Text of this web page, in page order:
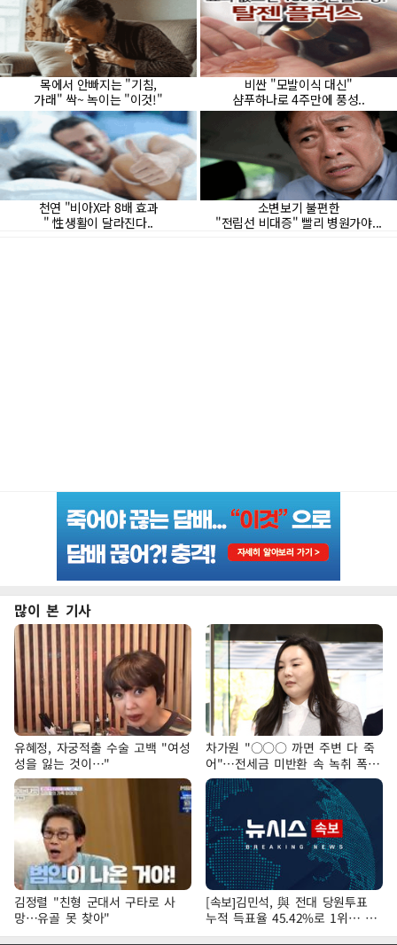
많이 본 기사
유혜정, 자궁적출 수술 고백 "여성
성을 잃는 것이…"
차가원 "○○○ 까면 주변 다 죽
어"…전세금 미반환 속 녹취 폭로
파장
김정렬 "친형 군대서 구타로 사
망…유골 못 찾아"
[속보]김민석, 與 전대 당원투표
누적 득표율 45.42%로 1위… 정
청래 44.56%